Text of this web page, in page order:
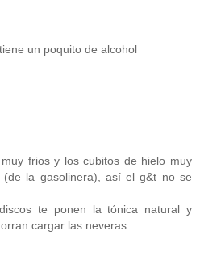
un poquito de alcohol
frios y los cubitos de hielo muy
(de la gasolinera), así el g&t no se
te ponen la tónica natural y
cargar las neveras